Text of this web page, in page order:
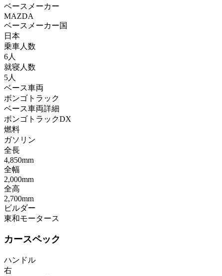
ベースメーカー
MAZDA
ベースメーカー国
日本
乗車人数
6人
就寝人数
5人
ベース車両
ボンゴトラック
ベース車両詳細
ボンゴトラックDX
燃料
ガソリン
全長
4,850mm
全幅
2,000mm
全高
2,700mm
ビルダー
東和モータース
カースペック
ハンドル
右